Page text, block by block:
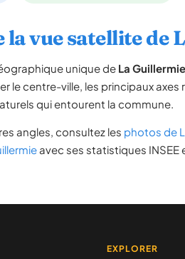
la vue satellite de
unique de La Guillermie
le centre-ville, les principaux axes
qui entourent la commune.
angles, consultez les photos de
avec ses statistiques INSEE
EXPLORER